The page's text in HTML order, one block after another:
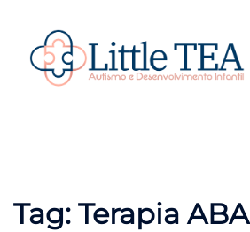
conteúdo
Tag: Terapia ABA